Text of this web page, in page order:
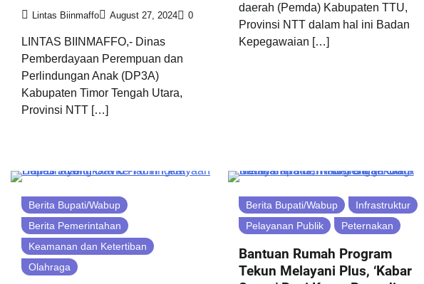
Lintas Biinmaffo August 27, 2024 0
LINTAS BIINMAFFO,- Dinas
Pemberdayaan Perempuan dan
Perlindungan Anak (DP3A)
Kabupaten Timor Tengah Utara,
Provinsi NTT […]
daerah (Pemda) Kabupaten TTU,
Provinsi NTT dalam hal ini Badan
Kepegawaian […]
Berita Bupati/Wabup
Berita Pemerintahan
Keamanan dan Ketertiban
Olahraga
Berita Bupati/Wabup
Infrastruktur
Pelayanan Publik
Peternakan
Bantuan Rumah Program
Tekun Melayani Plus, ‘Kabar